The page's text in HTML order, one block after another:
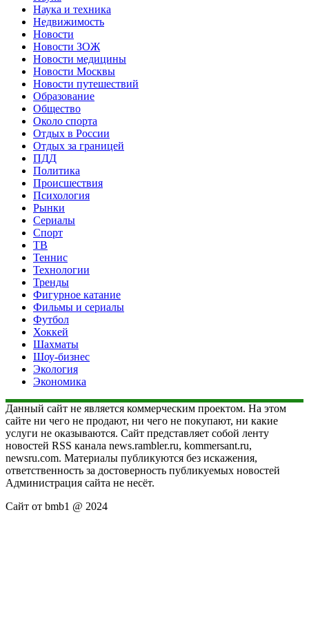
Наука и техника
Недвижимость
Новости
Новости ЗОЖ
Новости медицины
Новости Москвы
Новости путешествий
Образование
Общество
Около спорта
Отдых в России
Отдых за границей
ПДД
Политика
Происшествия
Психология
Рынки
Сериалы
Спорт
ТВ
Теннис
Технологии
Тренды
Фигурное катание
Фильмы и сериалы
Футбол
Хоккей
Шахматы
Шоу-бизнес
Экология
Экономика
Данный сайт не является коммерческим проектом. На этом
сайте ни чего не продают, ни чего не покупают, ни какие
услуги не оказываются. Сайт представляет собой ленту
новостей RSS канала news.rambler.ru, kommersant.ru,
newsru.com. Материалы публикуются без искажения,
ответственность за достоверность публикуемых новостей
Администрация сайта не несёт.
Сайт от bmb1 @ 2024